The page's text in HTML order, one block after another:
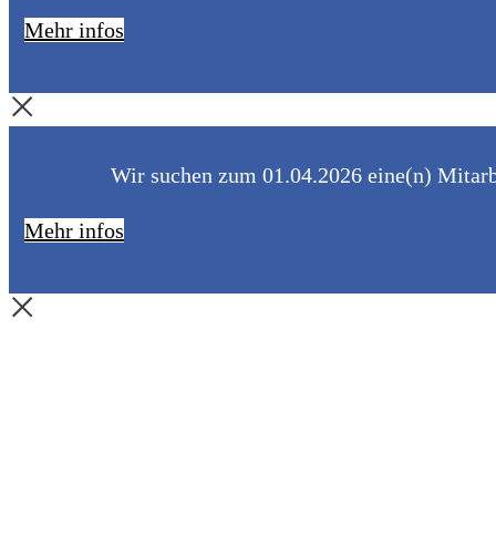
Mehr infos
Wir suchen zum 01.04.2026 eine(n)
Mehr infos